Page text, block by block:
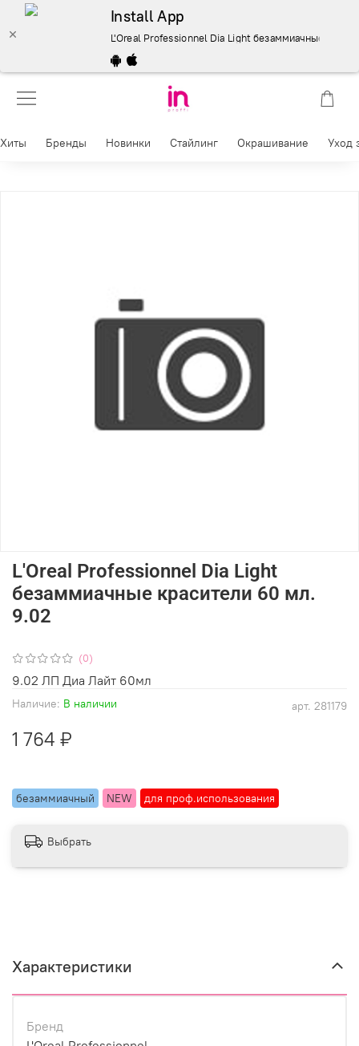
Install App
L'Oreal Professionnel Dia Light безаммиачные
Хиты Бренды Новинки Стайлинг Окрашивание Уход
(0)
арт. 281179
Наличие: В наличии
безаммиачный NEW для проф.использования
L'Oreal Professionnel Dia Light
безаммиачные красители 60 мл.
9.02
1 764 ₽
9.02 ЛП Диа Лайт 60мл
Выбрать
Характеристики
Бренд